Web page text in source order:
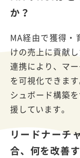
か？
MA経由で獲得・
けの売上に貢献
連携により、マ
を可視化できま
シュボード構築
援しています。
リードナーチ
合、何を改善